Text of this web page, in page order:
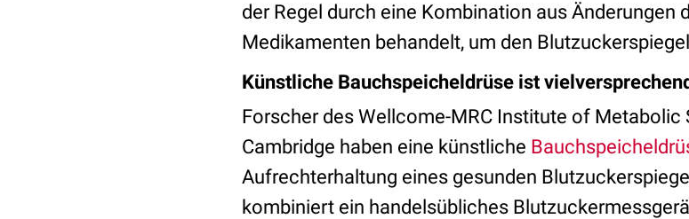
der Regel durch eine Kombination aus Änderungen
Medikamenten behandelt, um den
Künstliche Bauchspeicheldrüse ist
Forscher des Wellcome-MRC Institute of Metabolic
Cambridge haben eine künstliche
Aufrechterhaltung eines gesunden
kombiniert ein handelsübliches